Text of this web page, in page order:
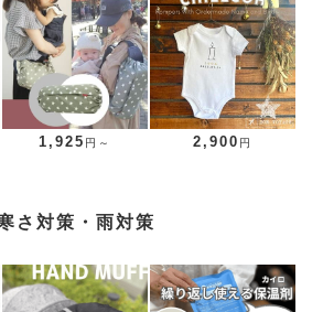
1,925 円～ 2,900 円
さ対策・雨対策